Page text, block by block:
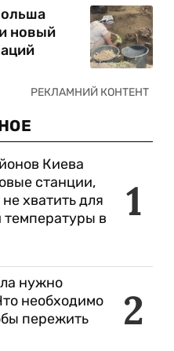
новый
1
Киева
станции,
хватить для
в
2
нужно
необходимо
пережить